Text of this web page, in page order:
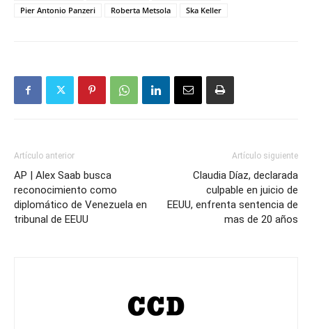
Pier Antonio Panzeri
Roberta Metsola Ska Keller
Artículo anterior
AP | Alex Saab busca
reconocimiento como
diplomático de Venezuela en
tribunal de EEUU
Artículo siguiente
Claudia Díaz, declarada
culpable en juicio de
EEUU, enfrenta sentencia de
mas de 20 años